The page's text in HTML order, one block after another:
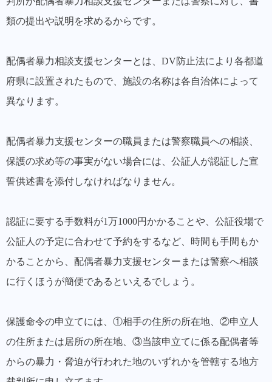
類の提出や説明を求めるからです。
配偶者暴力相談支援センターとは、DV防止法により各都道
府県に設置されたもので、施設の名称は各自治体によって
異なります。
配偶者暴力支援センターの職員または警察職員への相談、
保護の求め等の事実がない場合には、公証人が認証した宣
誓供述書を添付しなければなりません。
認証に要する手数料が1万1000円かかることや、公証役場で
公証人の予定に合わせて予約をするなど、時間も手間もか
かることから、配偶者暴力支援センターまたは警察へ相談
に行くほうが簡便であるといえるでしょう。
保護命令の申立てには、①相手の住所の所在地、②申立人
の住所または居所の所在地、③当該申立てに係る配偶者等
からの暴力・脅迫が行われた地のいずれかを管轄する地方